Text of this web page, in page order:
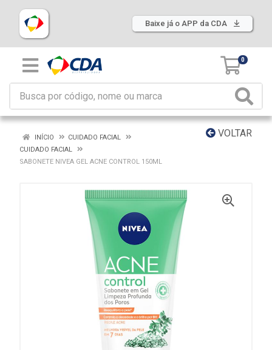
Baixe já o APP da CDA
0
VOLTAR
INÍCIO
CUIDADO FACIAL
CUIDADO FACIAL
SABONETE NIVEA GEL ACNE CONTROL 150ML